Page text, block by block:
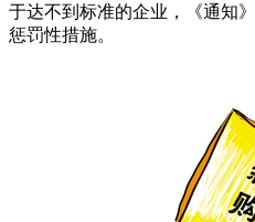
于达不到标准的企业，《通知
惩罚性措施。